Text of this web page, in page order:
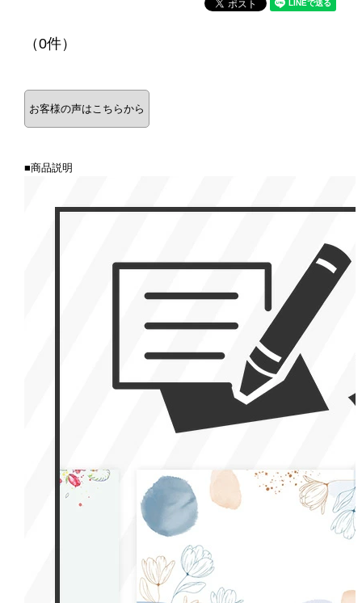
（0件）
■商品説明